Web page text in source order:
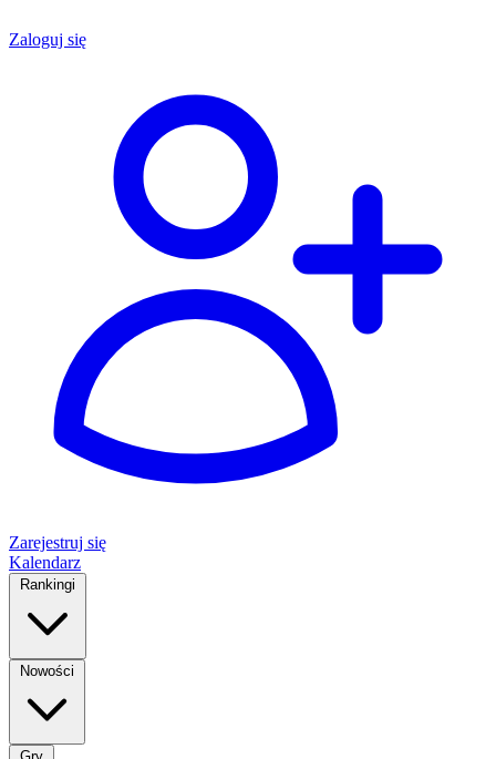
Zaloguj się
Zarejestruj się
Kalendarz
Rankingi
Nowości